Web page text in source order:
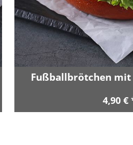
Fußballbrötchen mit
4,90 €